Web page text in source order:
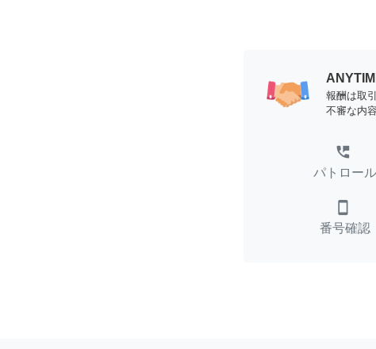
報酬は取
不審な内
perm_phone_msg
パトロール
smartphone
番号確認